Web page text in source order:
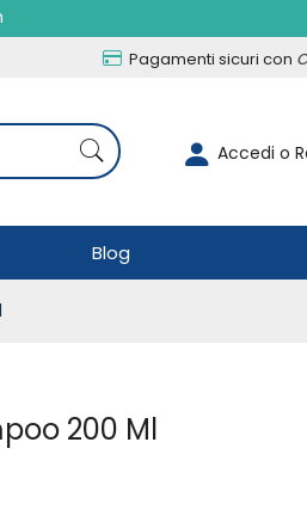
Pagamenti sicuri con
Accedi o
Blog
200 Ml